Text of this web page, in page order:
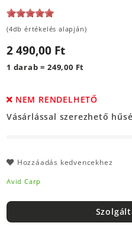
(4db értékelés alapján)
2 490,00 Ft
1 darab = 249,00 Ft
NEM RENDELHETŐ
Vásárlással szerezhető
Hozzáadás kedvencekhez
Avid Carp